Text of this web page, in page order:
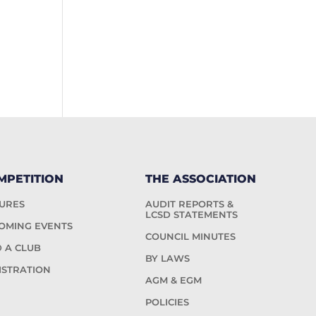
EVENTS
A CLUB
THE ASSOCIATION
AUDIT REPORTS &
LCSD STATEMENTS
COUNCIL MINUTES
BY LAWS
AGM & EGM
POLICIES